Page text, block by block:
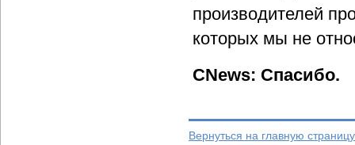
производителей
которых мы не
CNews: Спасибо.
Вернуться на главную